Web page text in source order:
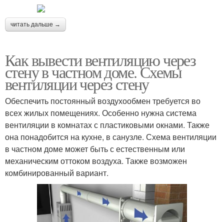
читать дальше →
Как вывести вентиляцию через
стену в частном доме. Схемы
вентиляции через стену
Обеспечить постоянный воздухообмен требуется во
всех жилых помещениях. Особенно нужна система
вентиляции в комнатах с пластиковыми окнами. Также
она понадобится на кухне, в санузле. Схема вентиляции
в частном доме может быть с естественным или
механическим оттоком воздуха. Также возможен
комбинированный вариант.